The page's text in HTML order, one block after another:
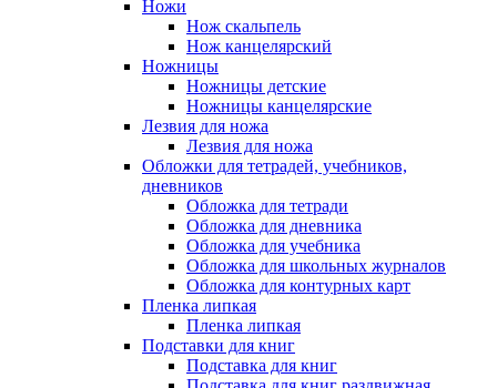
Ножи
Нож скальпель
Нож канцелярский
Ножницы
Ножницы детские
Ножницы канцелярские
Лезвия для ножа
Лезвия для ножа
Обложки для тетрадей, учебников,
дневников
Обложка для тетради
Обложка для дневника
Обложка для учебника
Обложка для школьных журналов
Обложка для контурных карт
Пленка липкая
Пленка липкая
Подставки для книг
Подставка для книг